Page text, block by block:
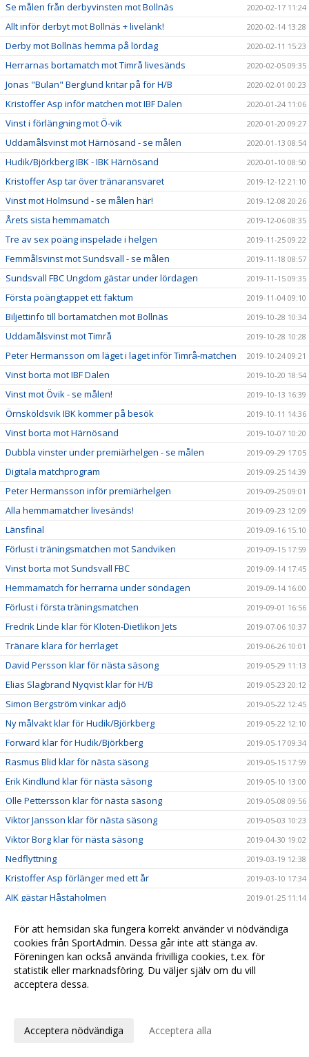
Se målen från derbyvinsten mot Bollnäs 2020-02-17 11:24
Allt inför derbyt mot Bollnäs + livelänk! 2020-02-14 13:28
Derby mot Bollnäs hemma på lördag 2020-02-11 15:23
Herrarnas bortamatch mot Timrå livesänds 2020-02-05 09:35
Jonas "Bulan" Berglund kritar på för H/B 2020-02-01 00:23
Kristoffer Asp inför matchen mot IBF Dalen 2020-01-24 11:06
Vinst i förlängning mot Ö-vik 2020-01-20 09:27
Uddamålsvinst mot Härnösand - se målen 2020-01-13 08:54
Hudik/Björkberg IBK - IBK Härnösand 2020-01-10 08:50
Kristoffer Asp tar över tränaransvaret 2019-12-12 21:10
Vinst mot Holmsund - se målen här! 2019-12-08 20:26
Årets sista hemmamatch 2019-12-06 08:35
Tre av sex poäng inspelade i helgen 2019-11-25 09:22
Femmålsvinst mot Sundsvall - se målen 2019-11-18 08:57
Sundsvall FBC Ungdom gästar under lördagen 2019-11-15 09:35
Första poängtappet ett faktum 2019-11-04 09:10
Biljettinfo till bortamatchen mot Bollnäs 2019-10-28 10:34
Uddamålsvinst mot Timrå 2019-10-28 10:28
Peter Hermansson om läget i laget inför Timrå-matchen 2019-10-24 09:21
Vinst borta mot IBF Dalen 2019-10-20 18:54
Vinst mot Övik - se målen! 2019-10-13 16:39
Örnsköldsvik IBK kommer på besök 2019-10-11 14:36
Vinst borta mot Härnösand 2019-10-07 10:20
Dubbla vinster under premiärhelgen - se målen 2019-09-29 17:05
Digitala matchprogram 2019-09-25 14:39
Peter Hermansson inför premiärhelgen 2019-09-25 09:01
Alla hemmamatcher livesänds! 2019-09-23 12:09
Länsfinal 2019-09-16 15:10
Förlust i träningsmatchen mot Sandviken 2019-09-15 17:59
Vinst borta mot Sundsvall FBC 2019-09-14 17:45
Hemmamatch för herrarna under söndagen 2019-09-14 16:00
Förlust i första träningsmatchen 2019-09-01 16:56
Fredrik Linde klar för Kloten-Dietlikon Jets 2019-07-06 10:37
Tränare klara för herrlaget 2019-06-26 10:01
David Persson klar för nästa säsong 2019-05-29 11:13
Elias Slagbrand Nyqvist klar för H/B 2019-05-23 20:12
Simon Bergström vinkar adjö 2019-05-22 12:45
Ny målvakt klar för Hudik/Björkberg 2019-05-22 12:10
Forward klar för Hudik/Björkberg 2019-05-17 09:34
Rasmus Blid klar för nästa säsong 2019-05-15 17:59
Erik Kindlund klar för nästa säsong 2019-05-10 13:00
Olle Pettersson klar för nästa säsong 2019-05-08 09:56
Viktor Jansson klar för nästa säsong 2019-05-03 10:23
Viktor Borg klar för nästa säsong 2019-04-30 19:02
Nedflyttning 2019-03-19 12:38
Kristoffer Asp förlänger med ett år 2019-03-10 17:34
AIK gästar Håstaholmen 2019-01-25 11:14
Förlust mot RIG Umeå 2019-01-21 13:05
Förlust mot Tullinge 2019-01-13 10:25
Mörk start på 2019 2019-01-07 13:55
En poäng mot Djurgården
Vinst i sudden mot Wibax-Piteå
För att hemsidan ska fungera korrekt använder vi nödvändiga
cookies från SportAdmin. Dessa går inte att stänga av.
Föreningen kan också använda frivilliga cookies, t.ex. för
statistik eller marknadsföring. Du väljer själv om du vill
acceptera dessa.
Acceptera nödvändiga Acceptera alla